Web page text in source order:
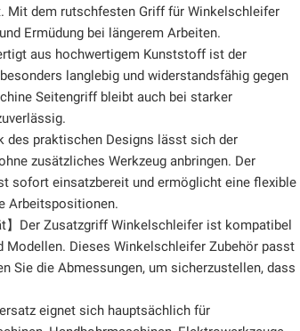
Mit dem rutschfesten Griff für Winkelschleifer
Ermüdung bei längerem Arbeiten.
aus hochwertigem Kunststoff ist der
langlebig und widerstandsfähig gegen
Seitengriff bleibt auch bei starker
des praktischen Designs lässt sich der
zusätzliches Werkzeug anbringen. Der
sofort einsatzbereit und ermöglicht eine flexible
Arbeitspositionen.
】Der Zusatzgriff Winkelschleifer ist kompatibel
Modellen. Dieses Winkelschleifer Zubehör passt
Sie die Abmessungen, um sicherzustellen, dass
eignet sich hauptsächlich für